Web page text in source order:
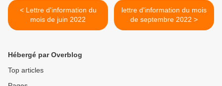
< Lettre d'information du
mois de juin 2022
lettre d'information du mois
de septembre 2022 >
Hébergé par Overblog
Top articles